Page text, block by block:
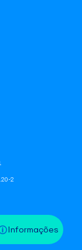
Informações
2